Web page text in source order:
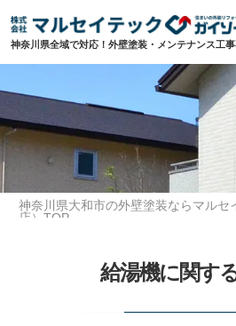
神奈川県全域で対応！外壁塗装・メンテナンス工
神奈川県大和市の外壁塗装ならマルセ
店）TOP
給湯機に関す